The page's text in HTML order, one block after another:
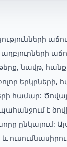
նավթ,
համար:
է
ընկալում: